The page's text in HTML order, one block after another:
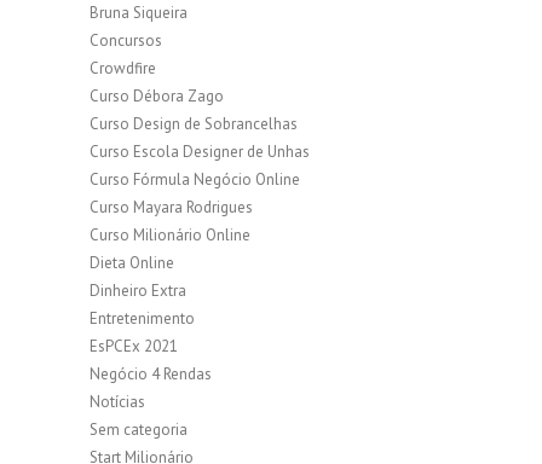
Bruna Siqueira
Concursos
Crowdfire
Curso Débora Zago
Curso Design de Sobrancelhas
Curso Escola Designer de Unhas
Curso Fórmula Negócio Online
Curso Mayara Rodrigues
Curso Milionário Online
Dieta Online
Dinheiro Extra
Entretenimento
EsPCEx 2021
Negócio 4 Rendas
Notícias
Sem categoria
Start Milionário